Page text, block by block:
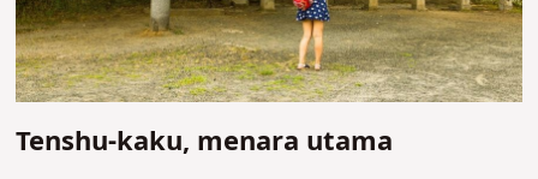
Tenshu-kaku, menara utama